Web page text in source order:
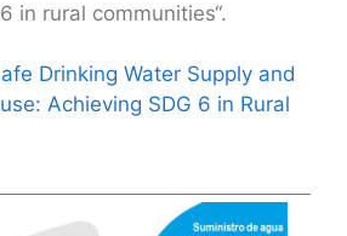
in rural communities“.
Drinking Water Supply and
Achieving SDG 6 in Rural